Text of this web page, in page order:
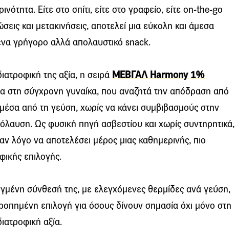
Είτε στο σπίτι, είτε στο γραφείο, είτε on-the-go
και μετακινήσεις, αποτελεί μια εύκολη και άμεσα
γρήγορο αλλά απολαυστικό snack.
της αξία, η σειρά ΜΕΒΓΑΛ Harmony 1%
στη σύγχρονη γυναίκα, που αναζητά την απόδραση από
από τη γεύση, χωρίς να κάνει συμβιβασμούς στην
Ως φυσική πηγή ασβεστίου και χωρίς συντηρητικά,
λόγο να αποτελέσει μέρος μιας καθημερινής, πιο
επιλογής.
σύνθεσή της, με ελεγχόμενες θερμίδες ανά γεύση,
επιλογή για όσους δίνουν σημασία όχι μόνο στη
αξία.